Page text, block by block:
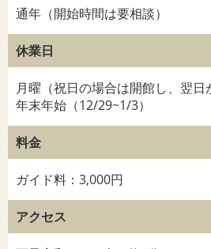
通年（開始時間は要相談）
休業日
月曜（祝日の場合は開館し、翌日
年末年始（12/29~1/3）
料金
ガイド料：3,000円
アクセス